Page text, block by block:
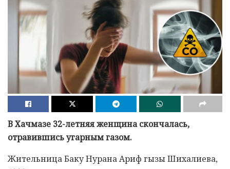
В Хачмазе 32-летняя женщина скончалась,
отравившись угарным газом.
Жительница Баку Нурана Ариф гызы Шихалиева,